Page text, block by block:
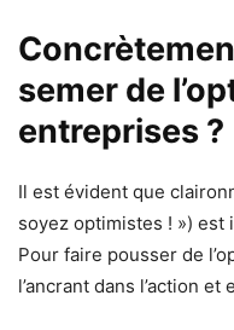
semer de
entreprises ?
Il est évident que
soyez optimistes ! »)
Pour faire pousser de
l’ancrant dans l’action et